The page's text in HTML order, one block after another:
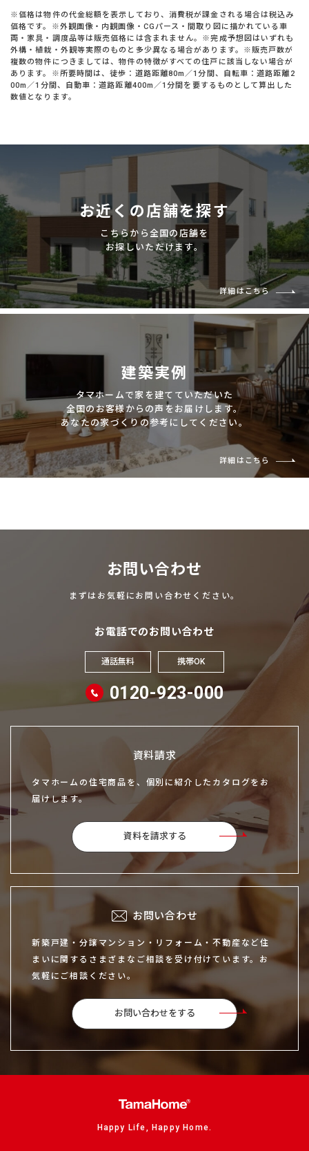
※価格は物件の代金総額を表示しており、消費税が課金される場合は税込み
価格です。※外観画像・内観画像・CGパース・間取り図に描かれている車
両・家具・調度品等は販売価格には含まれません。※完成予想図はいずれも
外構・植栽・外観等実際のものと多少異なる場合があります。※販売戸数が
複数の物件につきましては、物件の特徴がすべての住戸に該当しない場合が
あります。※所要時間は、徒歩：道路距離80m／1分間、自転車：道路距離2
00m／1分間、自動車：道路距離400m／1分間を要するものとして算出した
数値となります。
お近くの店舗を探す
こちらから全国の店舗を
お探しいただけます。
詳細はこちら
建築実例
タマホームで家を建てていただいた
全国のお客様からの声をお届けします。
あなたの家づくりの参考にしてください。
詳細はこちら
お問い合わせ
まずはお気軽にお問い合わせください。
お電話でのお問い合わせ
通話無料 携帯OK
0120-923-000
資料請求
タマホームの住宅商品を、個別に紹介したカタログをお
届けします。
資料を請求する
お問い合わせ
新築戸建・分譲マンション・リフォーム・不動産など住
まいに関するさまざまなご相談を受け付けています。お
気軽にご相談ください。
お問い合わせをする
Happy Life, Happy Home.